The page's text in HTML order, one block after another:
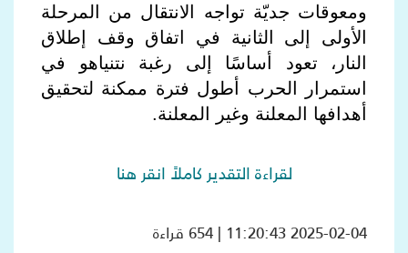
ومعوقات جديّة تواجه الانتقال من المرحلة
الأولى إلى الثانية في اتفاق وقف إطلاق
النار، تعود أساسًا إلى رغبة نتنياهو في
استمرار الحرب أطول فترة ممكنة لتحقيق
أهدافها المعلنة وغير المعلنة.
لقراءة التقدير كاملاً انقر هنا
2025-02-04 11:20:43 | 654 قراءة